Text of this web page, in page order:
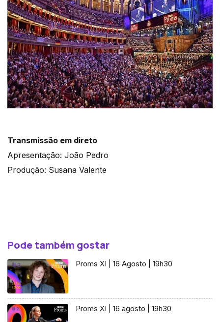
Transmissão em direto
Apresentação: João Pedro
Produção: Susana Valente
Pode também gostar
Proms XI | 16 Agosto | 19h30
Proms XI | 16 agosto | 19h30